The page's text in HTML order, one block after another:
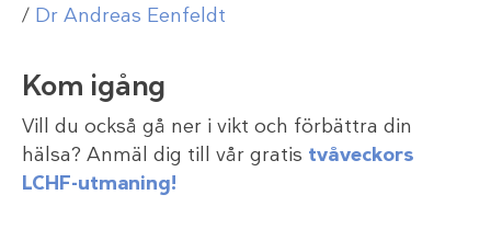
/ Dr Andreas Eenfeldt
Kom igång
Vill du också gå ner i vikt och förbättra din
hälsa? Anmäl dig till vår gratis tvåveckors
LCHF-utmaning!